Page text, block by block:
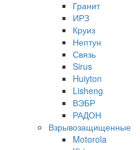
Гранит
ИРЗ
Круиз
Нептун
Связь
Sirus
Huiyton
Lisheng
ВЭБР
РАДОН
Взрывозащищенные
Motorola